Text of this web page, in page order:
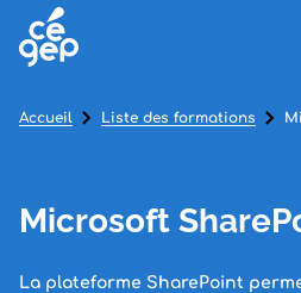
Microsoft
La plateforme SharePoint
Accueil Liste des formations